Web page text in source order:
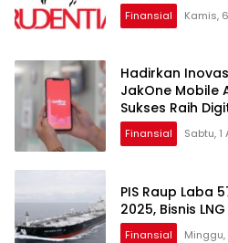
Finansial Kamis,
Hadirkan
JakOne Mobile
Sukses Raih
2026
Finansial Sabtu,
PIS Raup Laba
2025, Bisnis
Finansial